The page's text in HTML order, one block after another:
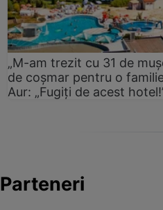
„M-am trezit cu 31 de
de coșmar pentru o
Aur: „Fugiți de acest
Parteneri